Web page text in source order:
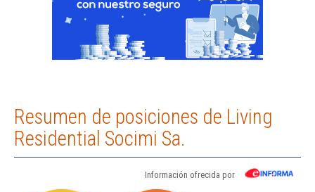
Resumen de posiciones de Living
Residential Socimi Sa.
Información ofrecida por